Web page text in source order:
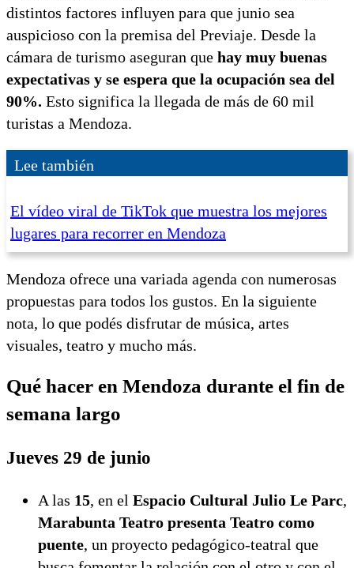
distintos factores influyen para que junio sea
auspicioso con la premisa del Previaje. Desde la
cámara de turismo aseguran que hay muy buenas
expectativas y se espera que la ocupación sea del
90%. Esto significa la llegada de más de 60 mil
turistas a Mendoza.
Lee también
El vídeo viral de TikTok que muestra los mejores
lugares para recorrer en Mendoza
Mendoza ofrece una variada agenda con numerosas
propuestas para todos los gustos. En la siguiente
nota, lo que podés disfrutar de música, artes
visuales, teatro y mucho más.
Qué hacer en Mendoza durante el fin de
semana largo
Jueves 29 de junio
A las 15, en el Espacio Cultural Julio Le Parc,
Marabunta Teatro presenta Teatro como
puente, un proyecto pedagógico-teatral que